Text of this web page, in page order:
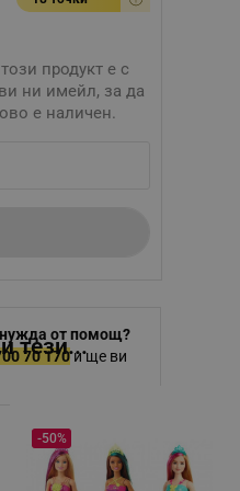
от помощ?
70 170и ще ви
продукт е с
ни имейл, за да
е наличен.
тези...
-50%